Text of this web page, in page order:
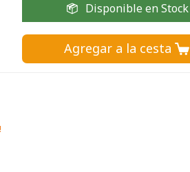
Disponible en Stock
Agregar a la cesta 